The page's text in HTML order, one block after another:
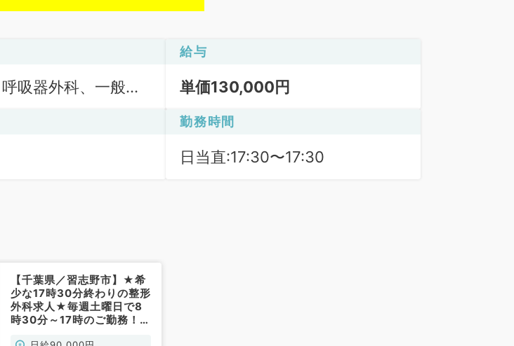
吸器外科、一般内
内分泌・代謝内
、外科系全般、一
給与
単価130,000円
勤務時間
日当直:17:30〜17:30
【千葉県／習志野市】★希
少な17時30分終わりの整形
外科求人★毎週土曜日で8
時30分～17時のご勤務！週